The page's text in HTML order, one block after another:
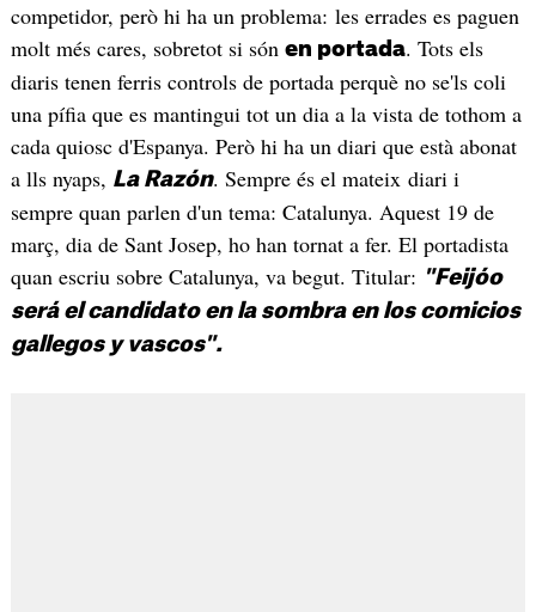
competidor, però hi ha un problema: les errades es paguen
molt més cares, sobretot si són en portada. Tots els
diaris tenen ferris controls de portada perquè no se'ls coli
una pífia que es mantingui tot un dia a la vista de tothom a
cada quiosc d'Espanya. Però hi ha un diari que està abonat
a lls nyaps, La Razón. Sempre és el mateix diari i
sempre quan parlen d'un tema: Catalunya. Aquest 19 de
març, dia de Sant Josep, ho han tornat a fer. El portadista
quan escriu sobre Catalunya, va begut. Titular: "Feijóo
será el candidato en la sombra en los comicios
gallegos y vascos".